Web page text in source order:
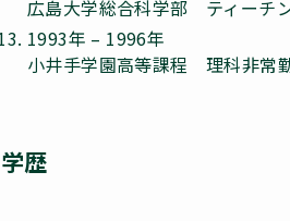
広島大学総合科学部 ティーチ
1993年 – 1996年
小井手学園高等課程 理科非常
学歴